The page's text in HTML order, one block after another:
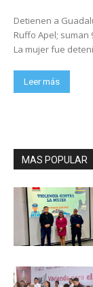
Detienen a
Ruffo Apel;
La mujer fue
Leer más
MAS POPULAR